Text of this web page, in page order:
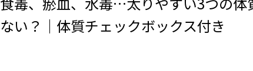
ない？｜体質チェックボックス付き